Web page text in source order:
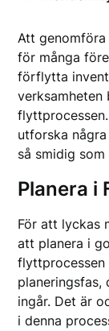
Att genomföra
för många
förflytta
utforska
så smidig
Planera i
För att lyckas
att planera i
flyttprocessen
ingår. Det är
i denna